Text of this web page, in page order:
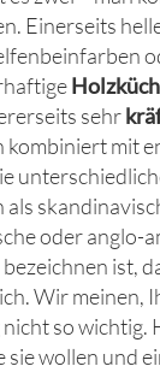
Einerseits
sehr
kombiniert mit
oder anglo-
ist,
Wir meinen,
so wichtig.
sie wollen und